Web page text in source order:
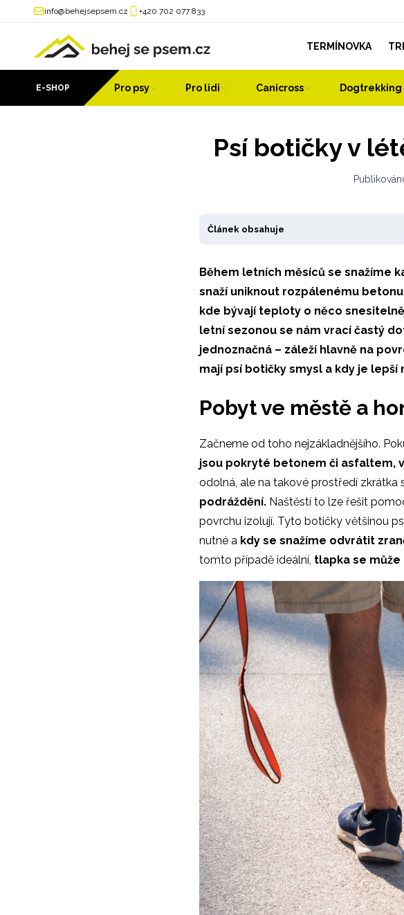
info@behejsepsem.cz +420 702 077 833
TERMÍNOVKA
E-SHOP Pro psy Pro lidi Canicross
Psí botičky v
Článek obsahuje
Během letních měsíců se snažíme
snaží uniknout rozpálenému
kde bývají teploty o něco
letní sezonou se nám vrací častý
jednoznačná – záleží hlavně na
mají psí botičky smysl a kdy je
Pobyt ve městě a
Začneme od toho nejzákladnějšího.
jsou pokryté betonem či asfaltem,
odolná, ale na takové prostředí zkrátka
podráždění. Naštěstí to lze řešit
povrchu izolují. Tyto botičky většinou
nutné a kdy se snažíme odvrátit
tomto případě ideální, tlapka se